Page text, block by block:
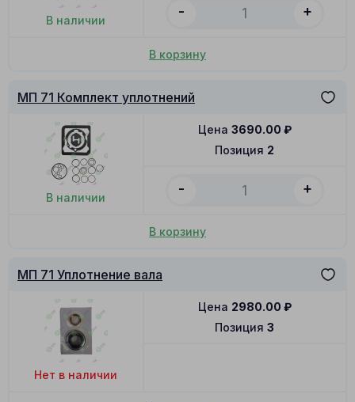
В наличии
- +
В корзину
МП 71 Комплект уплотнений
В наличии
Позиция 2
Цена 3690.00 ₽
- +
В корзину
МП 71 Уплотнение вала
Нет в наличии
Позиция 3
Цена 2980.00 ₽